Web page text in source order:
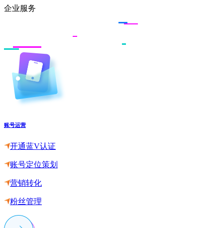
企业服务
账号运营
开通蓝V认证
账号定位策划
营销转化
粉丝管理